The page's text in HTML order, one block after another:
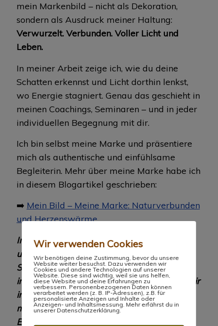
mein Markenbild – nicht als Dekoration,
sondern als Ausdruck meiner Haltung:
Verwurzelt. Verbunden. Voller Licht und
Leben.
In meiner Arbeit zeige ich, wie du deine
Schatten erkennst und Licht dorthin lenkst,
wo Energie stagniert. Genau das geschieht in
meinen Coachings, Seminaren – und in jeder
individuellen Begegnung mit dir.
Ich bin selbst meine Marke und präsentiere
mich als authentische und einfühlsame
Begleiterin. Mehr über meine Marke habe ich
in diesem Blogartikel geschrieben:
➡️ Mein Bild – Meine Marke: Naturverbunden
und Herzenswärme
In meiner Arbeit als Heilenergetikerin
unterstütze ich Veränderungswillige,
Selbstständige und Unternehmerinnen
intuitiv und tiefgehend. Gemeinsam lösen wir
innere Blockaden und finden Klarheit für
mutige Schritte – in der Natur, mit
Energiearbeit und echter Begleitung. So
Wir verwenden Cookies
Wir benötigen deine Zustimmung, bevor du unsere
Website weiter besuchst. Dazu verwenden wir
Cookies und andere Technologien auf unserer
Website. Diese sind wichtig, weil sie uns helfen,
diese Website und deine Erfahrungen zu
verbessern. Personenbezogenen Daten können
verarbeitet werden (z. B. IP-Adressen), z.B. für
personalisierte Anzeigen und Inhalte oder
Anzeigen- und Inhaltsmessung. Mehr erfährst du in
unserer Datenschutzerklärung.